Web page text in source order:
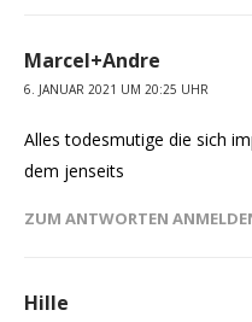
Marcel+Andre
6. JANUAR 2021 UM 20:25 UHR
Alles todesmutige die sich
dem jenseits
ZUM ANTWORTEN
Hille